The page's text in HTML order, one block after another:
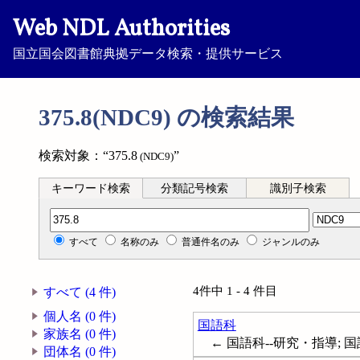
Web NDL Authorities
国立国会図書館典拠データ検索・提供サービス
375.8(NDC9) の検索結果
検索対象：“375.8 (NDC9)”
キーワード検索 分類記号検索 識別子検索
分類記号検索
すべて 名称のみ 普通件名のみ ジャンルのみ
すべて (4 件)
個人名 (0 件)
家族名 (0 件)
団体名 (0 件)
4件中 1 - 4 件目
国語科
← 国語科--研究・指導;